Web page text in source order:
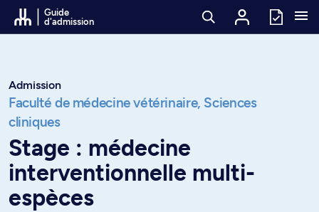
Passer au contenu
Guide
d'admission
Admission
Faculté de médecine vétérinaire, Sciences
cliniques
Stage : médecine
interventionnelle multi-
espèces